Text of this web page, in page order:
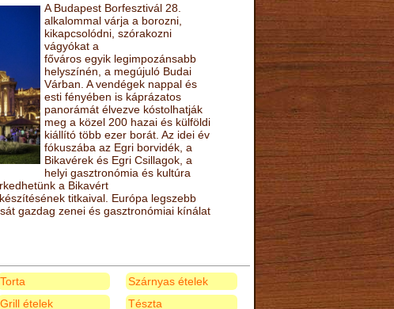
A Budapest Borfesztivál 28.
alkalommal várja a borozni,
kikapcsolódni, szórakozni
vágyókat a
főváros egyik legimpozánsabb
helyszínén, a megújuló Budai
Várban. A vendégek nappal és
esti fényében is káprázatos
panorámát élvezve kóstolhatják
meg a közel 200 hazai és külföldi
kiállító több ezer borát. Az idei év
fókuszába az Egri borvidék, a
Bikavérek és Egri Csillagok, a
helyi gasztronómia és kultúra
a Bikavért
titkaival. Európa legszebb
gazdag zenei és gasztronómiai kínálat
Torta
Grill ételek
Szárnyas ételek
Tészta